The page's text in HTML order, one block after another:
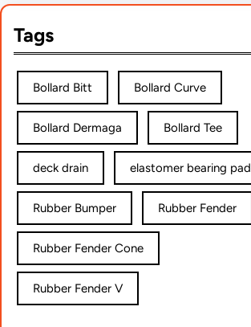
Tags
Bollard Bitt Bollard Curve
Bollard Dermaga Bollard Tee
deck drain elastomer bearing pad
Rubber Bumper Rubber Fender
Rubber Fender Cone
Rubber Fender V